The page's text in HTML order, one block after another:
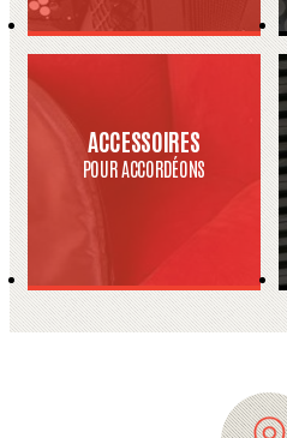
ACCESSOIRES
POUR ACCORDÉONS